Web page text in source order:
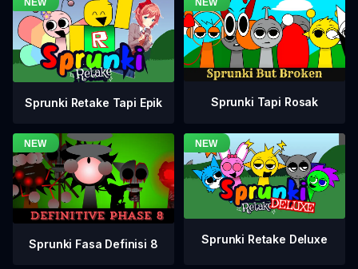
Sprunki Retake Tapi Epik Sprunki Tapi Rosak
Sprunki Fasa Definisi 8 Sprunki Retake Deluxe